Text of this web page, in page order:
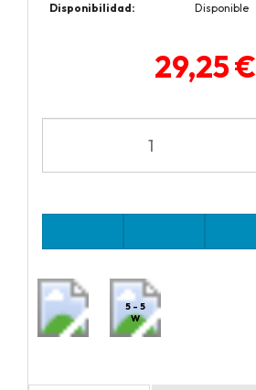
Disponibilidad: Disponible
29,25 €
5 - 5
W